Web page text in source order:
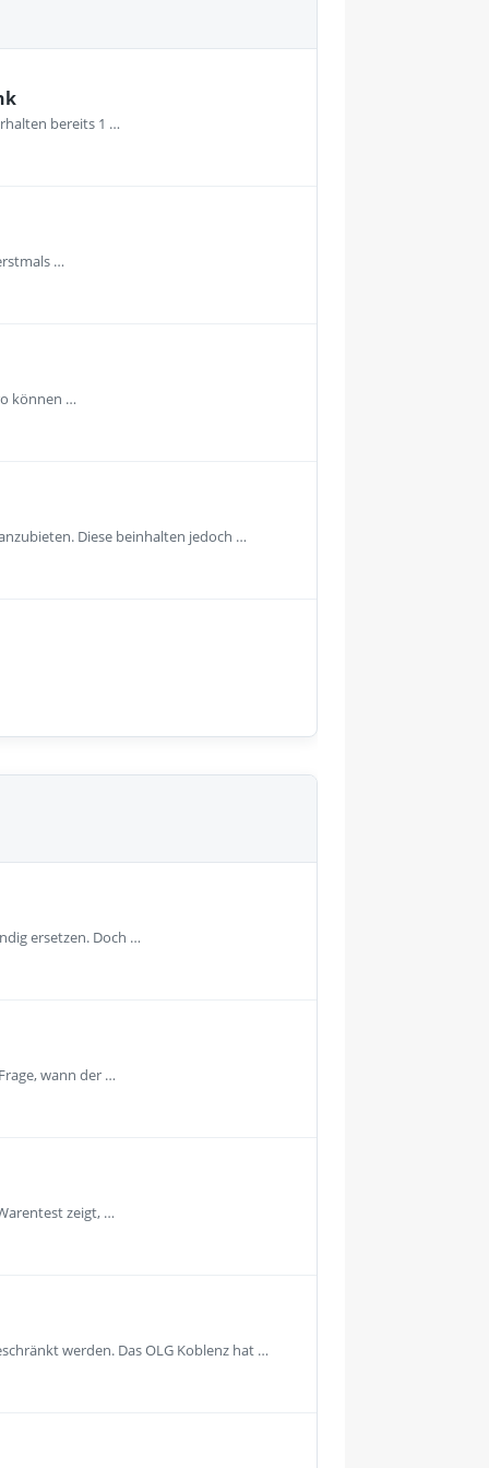
bereits 1 …
…
können …
Diese beinhalten jedoch …
ersetzen. Doch …
wann der …
zeigt, …
werden. Das OLG Koblenz hat …